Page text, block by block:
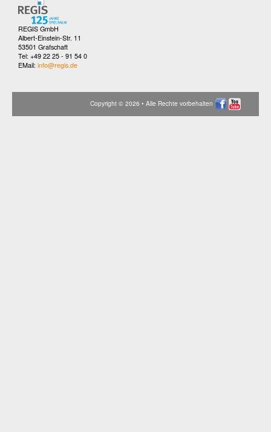
REGIS GmbH
Albert-Einstein-Str. 11
53501 Grafschaft
Tel: +49 22 25 - 91 54 0
EMail: info@regis.de
Copyright © 2026 • Alle Rechte vorbehalten